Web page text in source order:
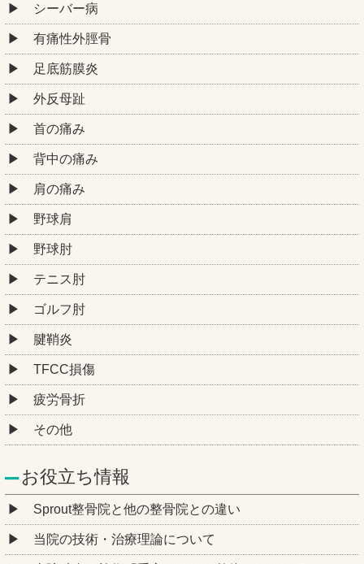
シーバー病
有痛性外脛骨
足底筋膜炎
外反母趾
首の痛み
背中の痛み
肩の痛み
野球肩
野球肘
テニス肘
ゴルフ肘
腱鞘炎
TFCC損傷
疲労骨折
その他
お役立ち情報
Sprout整骨院と他の整骨院との違い
当院の技術・治療理論について